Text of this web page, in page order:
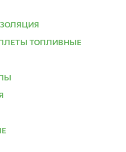
ТОПЛИВНЫЕ